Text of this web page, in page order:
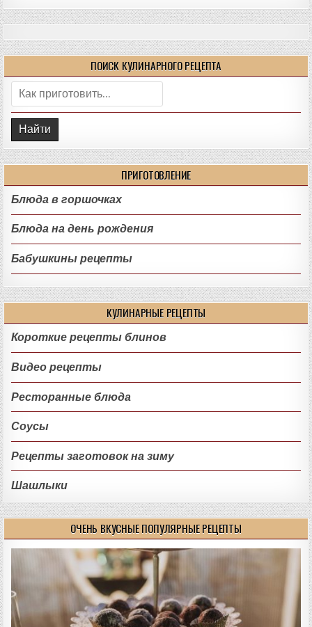
ПОИСК КУЛИНАРНОГО РЕЦЕПТА
Поиск:
ПРИГОТОВЛЕНИЕ
Блюда в горшочках
Блюда на день рождения
Бабушкины рецепты
КУЛИНАРНЫЕ РЕЦЕПТЫ
Короткие рецепты блинов
Видео рецепты
Ресторанные блюда
Соусы
Рецепты заготовок на зиму
Шашлыки
ОЧЕНЬ ВКУСНЫЕ ПОПУЛЯРНЫЕ РЕЦЕПТЫ